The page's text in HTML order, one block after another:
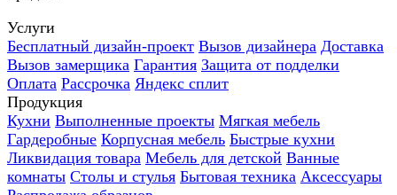
Услуги
Бесплатный дизайн-проект Вызов дизайнера Доставка
Вызов замерщика Гарантия Защита от подделки
Оплата Рассрочка Яндекс сплит
Продукция
Кухни Выполненные проекты Мягкая мебель
Гардеробные Корпусная мебель Быстрые кухни
Ликвидация товара Мебель для детской Ванные
комнаты Столы и стулья Бытовая техника Аксессуары